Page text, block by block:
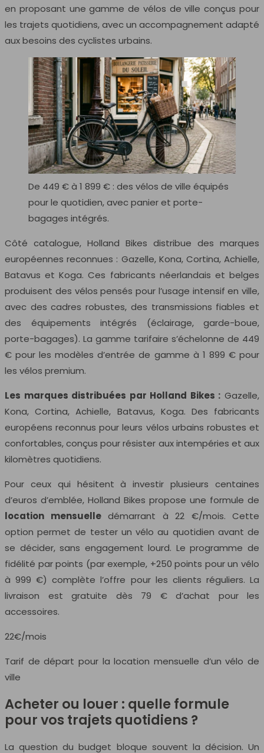
en proposant une gamme de vélos de ville conçus pour
les trajets quotidiens, avec un accompagnement adapté
aux besoins des cyclistes urbains.
De 449 € à 1 899 € : des vélos de ville équipés
pour le quotidien, avec panier et porte-
bagages intégrés.
Côté catalogue, Holland Bikes distribue des marques
européennes reconnues : Gazelle, Kona, Cortina, Achielle,
Batavus et Koga. Ces fabricants néerlandais et belges
produisent des vélos pensés pour l’usage intensif en ville,
avec des cadres robustes, des transmissions fiables et
des équipements intégrés (éclairage, garde-boue,
porte-bagages). La gamme tarifaire s’échelonne de 449
€ pour les modèles d’entrée de gamme à 1 899 € pour
les vélos premium.
Les marques distribuées par Holland Bikes : Gazelle,
Kona, Cortina, Achielle, Batavus, Koga. Des fabricants
européens reconnus pour leurs vélos urbains robustes et
confortables, conçus pour résister aux intempéries et aux
kilomètres quotidiens.
Pour ceux qui hésitent à investir plusieurs centaines
d’euros d’emblée, Holland Bikes propose une formule de
location mensuelledémarrant à 22 €/mois. Cette
option permet de tester un vélo au quotidien avant de
se décider, sans engagement lourd. Le programme de
fidélité par points (par exemple, +250 points pour un vélo
à 999 €) complète l’offre pour les clients réguliers. La
livraison est gratuite dès 79 € d’achat pour les
accessoires.
22€/mois
Tarif de départ pour la location mensuelle d’un vélo de
ville
Acheter ou louer : quelle formule
pour vos trajets quotidiens ?
La question du budget bloque souvent la décision. Un